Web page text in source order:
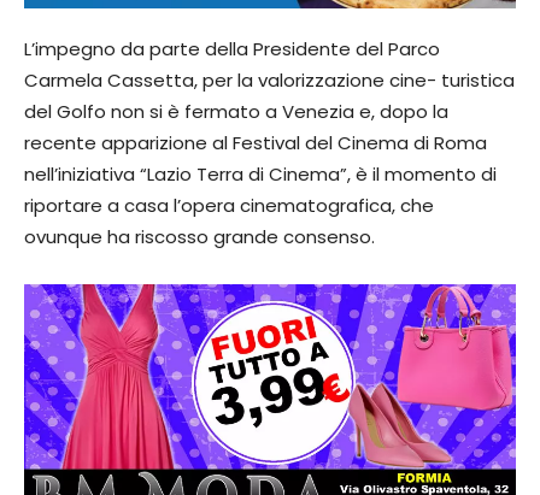
L’impegno da parte della Presidente del Parco
Carmela Cassetta, per la valorizzazione cine- turistica
del Golfo non si è fermato a Venezia e, dopo la
recente apparizione al Festival del Cinema di Roma
nell’iniziativa “Lazio Terra di Cinema”, è il momento di
riportare a casa l’opera cinematografica, che
ovunque ha riscosso grande consenso.